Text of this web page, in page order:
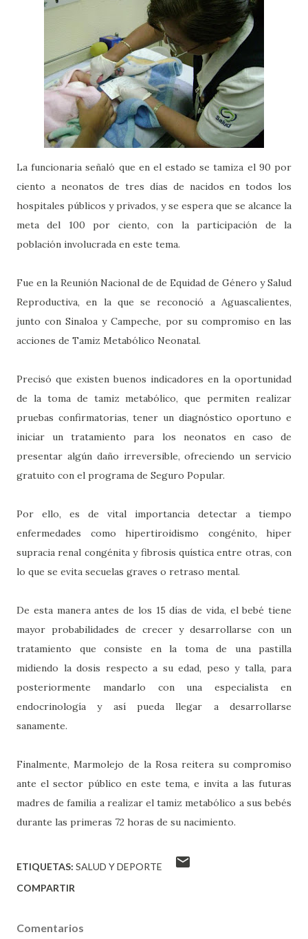
La funcionaria señaló que en el estado se tamiza el 90 por
ciento a neonatos de tres días de nacidos en todos los
hospitales públicos y privados, y se espera que se alcance la
meta del 100 por ciento, con la participación de la
población involucrada en este tema.
Fue en la Reunión Nacional de de Equidad de Género y Salud
Reproductiva, en la que se reconoció a Aguascalientes,
junto con Sinaloa y Campeche, por su compromiso en las
acciones de Tamiz Metabólico Neonatal.
Precisó que existen buenos indicadores en la oportunidad
de la toma de tamiz metabólico, que permiten realizar
pruebas confirmatorias, tener un diagnóstico oportuno e
iniciar un tratamiento para los neonatos en caso de
presentar algún daño irreversible, ofreciendo un servicio
gratuito con el programa de Seguro Popular.
Por ello, es de vital importancia detectar a tiempo
enfermedades como hipertiroidismo congénito, hiper
supracia renal congénita y fibrosis quística entre otras, con
lo que se evita secuelas graves o retraso mental.
De esta manera antes de los 15 días de vida, el bebé tiene
mayor probabilidades de crecer y desarrollarse con un
tratamiento que consiste en la toma de una pastilla
midiendo la dosis respecto a su edad, peso y talla, para
posteriormente mandarlo con una especialista en
endocrinología y así pueda llegar a desarrollarse
sanamente.
Finalmente, Marmolejo de la Rosa reitera su compromiso
ante el sector público en este tema, e invita a las futuras
madres de familia a realizar el tamiz metabólico a sus bebés
durante las primeras 72 horas de su nacimiento.
ETIQUETAS: SALUD Y DEPORTE
COMPARTIR
Comentarios